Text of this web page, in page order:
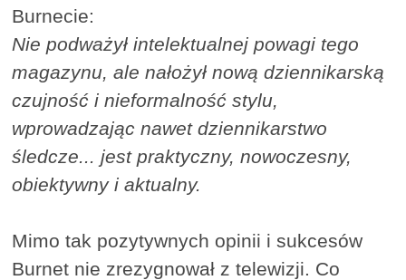
Burnecie:
Nie podważył intelektualnej powagi tego
magazynu, ale nałożył nową dziennikarską
czujność i nieformalność stylu,
wprowadzając nawet dziennikarstwo
śledcze... jest praktyczny, nowoczesny,
obiektywny i aktualny.
Mimo tak pozytywnych opinii i sukcesów
Burnet nie zrezygnował z telewizji. Co